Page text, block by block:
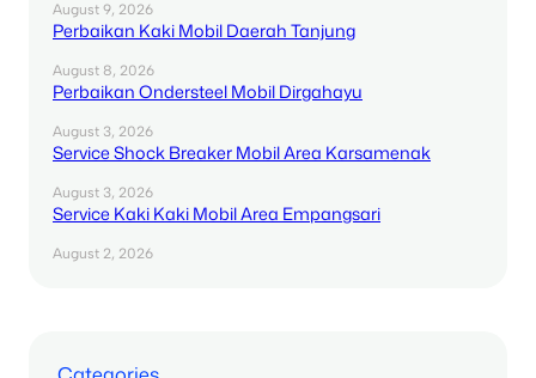
August 9, 2026
Perbaikan Kaki Mobil Daerah Tanjung
August 8, 2026
Perbaikan Ondersteel Mobil Dirgahayu
August 3, 2026
Service Shock Breaker Mobil Area Karsamenak
August 3, 2026
Service Kaki Kaki Mobil Area Empangsari
August 2, 2026